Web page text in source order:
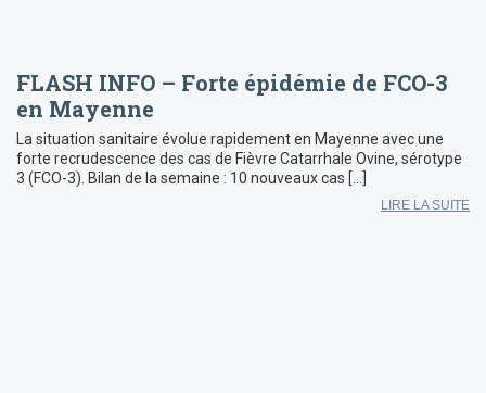
FLASH INFO – Forte épidémie de FCO-3
en Mayenne
La situation sanitaire évolue rapidement en Mayenne avec une
forte recrudescence des cas de Fièvre Catarrhale Ovine, sérotype
3 (FCO-3). Bilan de la semaine : 10 nouveaux cas […]
LIRE LA SUITE